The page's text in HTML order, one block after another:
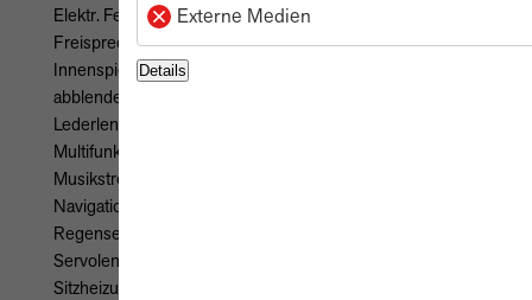
Elektr. Fensterheber
Freisprecheinrichtung
Innenspiegel autom.
abblendend
Lederlenkrad
Multifunktionslenkrad
Musikstreaming integriert
Navigationssystem
Regensensor
Servolenkung
Sitzheizung
Airbags(Front- und
Externe Medien
Details